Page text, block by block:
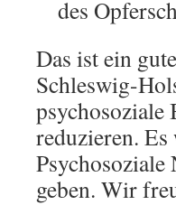
des
Das ist ein
Schleswig-
psychosoziale
reduzieren.
Psychosoziale
geben. Wir